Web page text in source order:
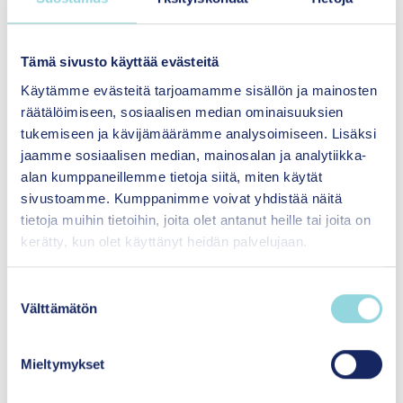
Tämä sivusto käyttää evästeitä
Käytämme evästeitä tarjoamamme sisällön ja mainosten
räätälöimiseen, sosiaalisen median ominaisuuksien
tukemiseen ja kävijämäärämme analysoimiseen. Lisäksi
jaamme sosiaalisen median, mainosalan ja analytiikka-
alan kumppaneillemme tietoja siitä, miten käytät
sivustoamme. Kumppanimme voivat yhdistää näitä
tietoja muihin tietoihin, joita olet antanut heille tai joita on
kerätty, kun olet käyttänyt heidän palvelujaan.
Välttämätön
Mieltymykset
FIT
24 h työpaja – Varsinais-Suomessa tartuttiin